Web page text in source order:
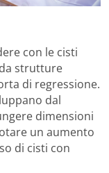
con le cisti
strutture
di regressione.
dal
dimensioni
un aumento
di cisti con